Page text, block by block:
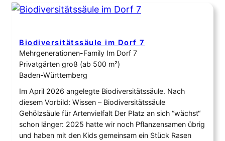
Biodiversitätssäule im Dorf 7
Mehrgenerationen-Family Im Dorf 7
Privatgärten groß (ab 500 m²)
Baden-Württemberg
Im April 2026 angelegte Biodiversitätssäule. Nach
diesem Vorbild: Wissen – Biodiversitätssäule
Gehölzsäule für Artenvielfalt Der Platz an sich “wächst“
schon länger: 2025 hatte wir noch Pflanzensamen übrig
und haben mit den Kids gemeinsam ein Stück Rasen